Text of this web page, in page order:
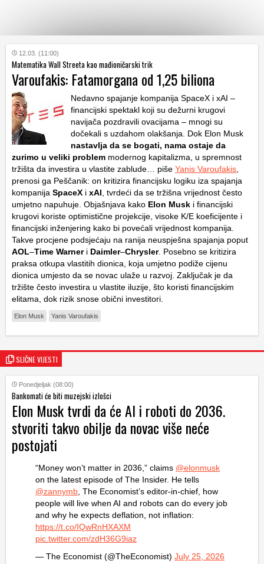
KATEGORIJE
HRVATSKI
12.03. (11:00)
Matematika Wall Streeta kao mađioničarski trik
Varoufakis: Fatamorgana od 1,25 biliona
Nedavno spajanje kompanija SpaceX i xAI –
financijski spektakl koji su dežurni krugovi
navijača pozdravili ovacijama – mnogi su
dočekali s uzdahom olakšanja. Dok Elon Musk
nastavlja da se bogati, nama ostaje da
zurimo u veliki problem modernog kapitalizma, u spremnost
tržišta da investira u vlastite zablude… piše Yanis Varoufakis
prenosi ga Peščanik: on kritizira financijsku logiku iza spajanja
kompanija SpaceX i xAI , tvrdeći da se tržišna vrijednost često
umjetno napuhuje. Objašnjava kako Elon Musk i financijski
krugovi koriste optimistične projekcije, visoke K/E koeficijente i
financijski inženjering kako bi povećali vrijednost kompanija.
Takve procjene podsjećaju na ranija neuspješna spajanja poput
AOL–Time Warneri Daimler–Chrysler. Posebno se kritizira
praksa otkupa vlastitih dionica, koja umjetno podiže cijenu
dionica umjesto da se novac ulaže u razvoj. Zaključak je da
tržište često investira u vlastite iluzije, što koristi financijskim
elitama, dok rizik snose obični investitori.
Elon Musk Yanis Varoufakis
SLIČNE VIJESTI
Ponedjeljak (08:00)
Bankomati će biti muzejski izlošci
Elon Musk tvrdi da će AI i roboti do 2036.
stvoriti takvo obilje da novac više neće
postojati
“Money won’t matter in 2036,” claims @elonmusk
on the latest episode of The Insider. He tells
@zannymb , The Economist’s editor-in-chief, how
people will live when AI and robots can do every job
and why he expects deflation, not inflation:
https://t.co/IQwRnHXAXM
pic.twitter.com/zdH36G9iaz
— The Economist (@TheEconomist) July 25, 2026